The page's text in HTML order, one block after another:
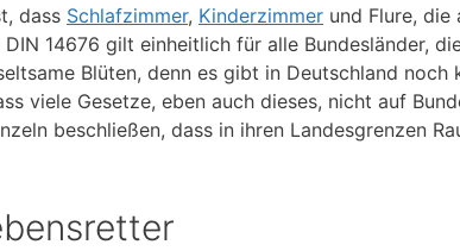
dass Schlafzimmer, Kinderzimmer und Flure, die
14676 gilt einheitlich für alle Bundesländer,
Blüten, denn es gibt in Deutschland noch
viele Gesetze, eben auch dieses, nicht auf
beschließen, dass in ihren Landesgrenzen